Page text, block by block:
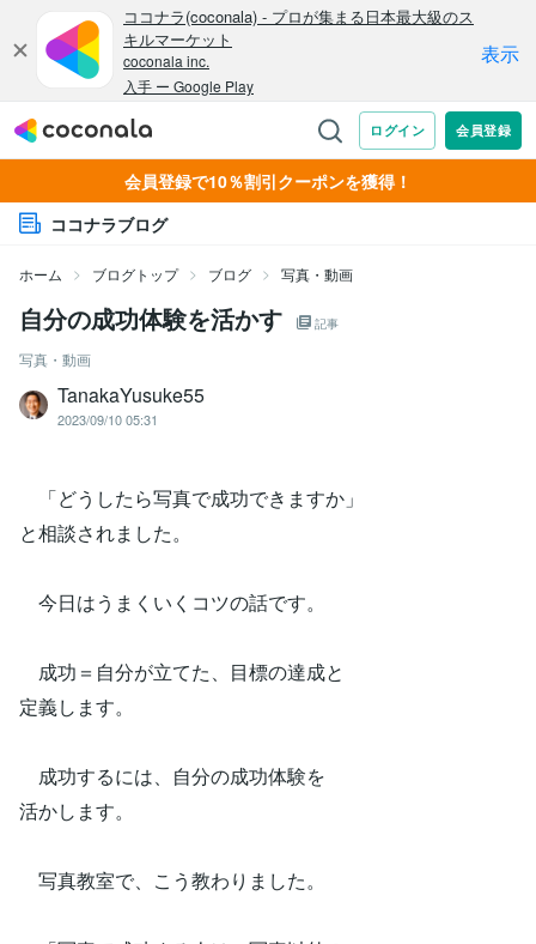
会員登録で10％割引クーポンを獲得！
ココナラブログ
ホーム ブログトップ ブログ 写真・動画
自分の成功体験を活かす 記事
写真・動画
TanakaYusuke55
2023/09/10 05:31
「どうしたら写真で成功できますか」
と相談されました。
今日はうまくいくコツの話です。
成功＝自分が立てた、目標の達成と
定義します。
成功するには、自分の成功体験を
活かします。
写真教室で、こう教わりました。